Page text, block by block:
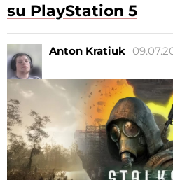
su PlayStation 5
Anton Kratiuk